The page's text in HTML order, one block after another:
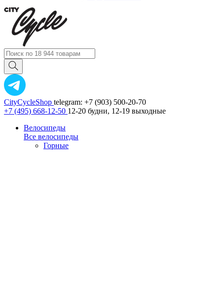
CityCycleShop telegram: +7 (903) 500-20-70
+7 (495) 668-12-50 12-20 будни, 12-19 выходные
Велосипеды
Все велосипеды
Горные